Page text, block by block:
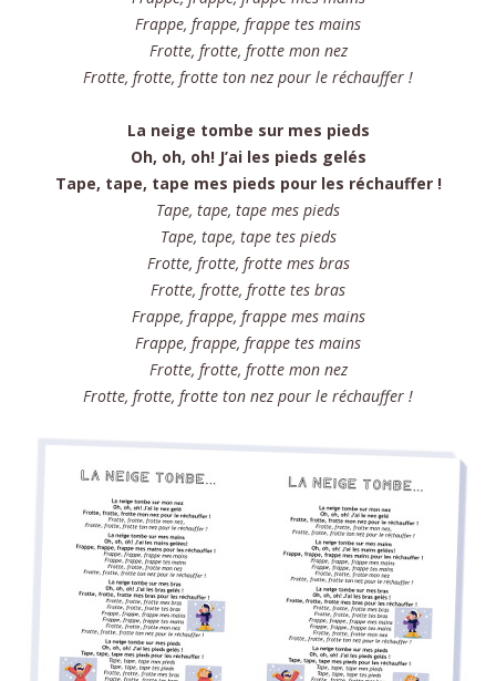
Frappe, frappe, frappe tes mains
Frotte, frotte, frotte mon nez
Frotte, frotte, frotte ton nez pour le réchauffer !
La neige tombe sur mes pieds
Oh, oh, oh! J’ai les pieds gelés
Tape, tape, tape mes pieds pour les réchauffer !
Tape, tape, tape mes pieds
Tape, tape, tape tes pieds
Frotte, frotte, frotte mes bras
Frotte, frotte, frotte tes bras
Frappe, frappe, frappe mes mains
Frappe, frappe, frappe tes mains
Frotte, frotte, frotte mon nez
Frotte, frotte, frotte ton nez pour le réchauffer !